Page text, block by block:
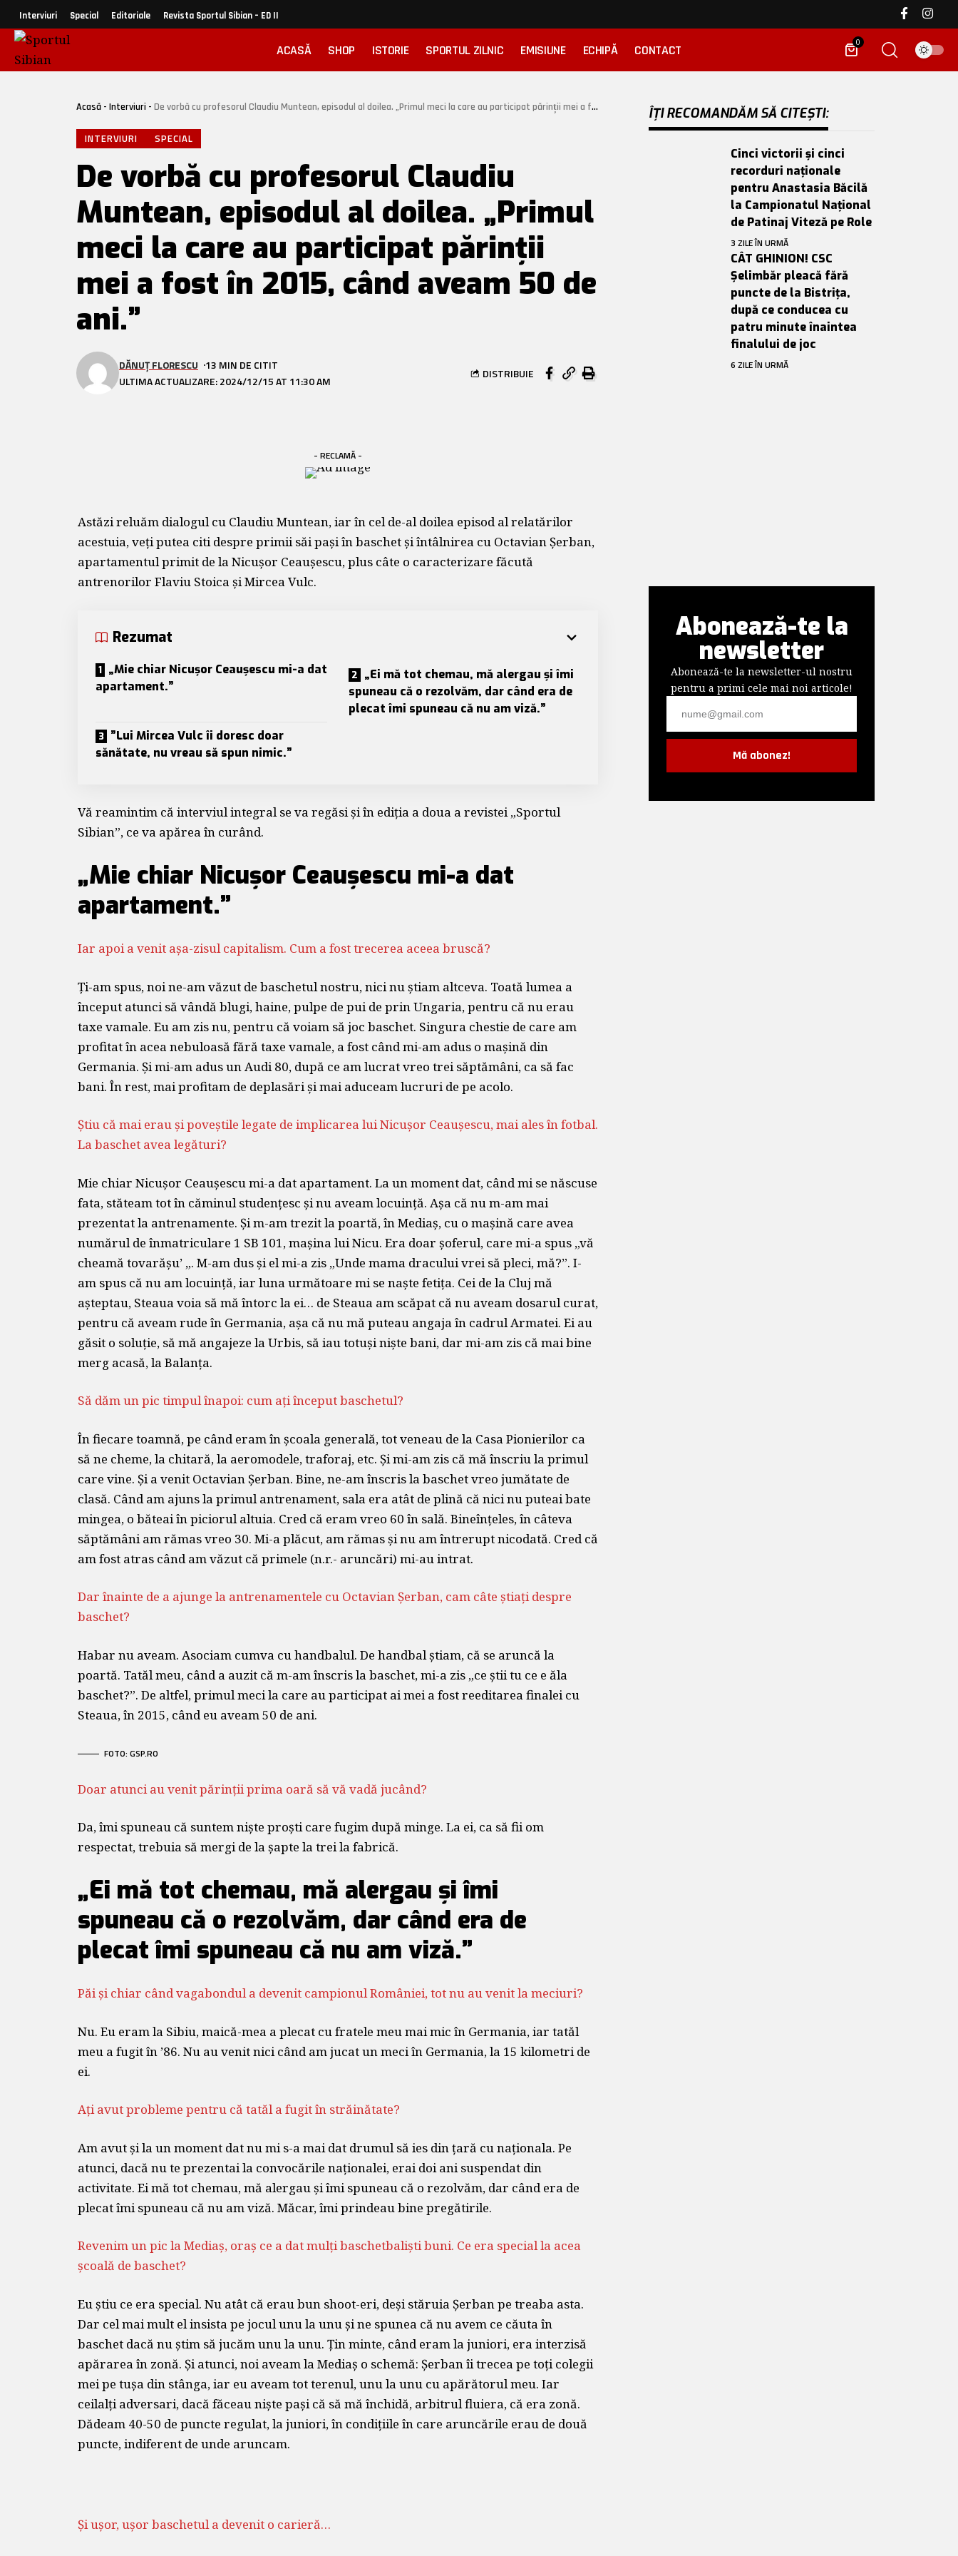
Interviuri Special Editoriale Revista Sportul Sibian – ED II
ACASĂ SHOP ISTORIE SPORTUL ZILNIC EMISIUNE ECHIPĂ CONTACT 0
Acasă - Interviuri - De vorbă cu profesorul Claudiu Muntean, episodul al doilea. „Primul meci la care au participat părinții mei a fost în 2015, când aveam 50 de ani.”
INTERVIURI SPECIAL
De vorbă cu profesorul Claudiu
Muntean, episodul al doilea. „Primul
meci la care au participat părinții
mei a fost în 2015, când aveam 50 de
ani.”
ULTIMA ACTUALIZARE: 2024/12/15 AT 11:30 AM
DĂNUȚ FLORESCU 13 MIN DE CITIT
DISTRIBUIE
- RECLAMĂ -
Astăzi reluăm dialogul cu Claudiu Muntean, iar în cel de-al doilea episod al relatărilor
acestuia, veți putea citi despre primii săi pași în baschet și întâlnirea cu Octavian Șerban,
apartamentul primit de la Nicușor Ceaușescu, plus câte o caracterizare făcută
antrenorilor Flaviu Stoica și Mircea Vulc.
Rezumat
„Mie chiar Nicușor Ceaușescu mi-a dat
apartament.”
„Ei mă tot chemau, mă alergau și îmi
spuneau că o rezolvăm, dar când era de
plecat îmi spuneau că nu am viză.”
”Lui Mircea Vulc îi doresc doar
sănătate, nu vreau să spun nimic.”
Vă reamintim că interviul integral se va regăsi și în ediția a doua a revistei „Sportul
Sibian”, ce va apărea în curând.
„Mie chiar Nicușor Ceaușescu mi-a dat
apartament.”
Iar apoi a venit așa-zisul capitalism. Cum a fost trecerea aceea bruscă?
Ți-am spus, noi ne-am văzut de baschetul nostru, nici nu știam altceva. Toată lumea a
început atunci să vândă blugi, haine, pulpe de pui de prin Ungaria, pentru că nu erau
taxe vamale. Eu am zis nu, pentru că voiam să joc baschet. Singura chestie de care am
profitat în acea nebuloasă fără taxe vamale, a fost când mi-am adus o mașină din
Germania. Și mi-am adus un Audi 80, după ce am lucrat vreo trei săptămâni, ca să fac
bani. În rest, mai profitam de deplasări și mai aduceam lucruri de pe acolo.
Știu că mai erau și poveștile legate de implicarea lui Nicușor Ceaușescu, mai ales în fotbal.
La baschet avea legături?
Mie chiar Nicușor Ceaușescu mi-a dat apartament. La un moment dat, când mi se născuse
fata, stăteam tot în căminul studențesc și nu aveam locuință. Așa că nu m-am mai
prezentat la antrenamente. Și m-am trezit la poartă, în Mediaș, cu o mașină care avea
numărul de înmatriculare 1 SB 101, mașina lui Nicu. Era doar șoferul, care mi-a spus „vă
cheamă tovarășu’ „. M-am dus și el mi-a zis „Unde mama dracului vrei să pleci, mă?”. I-
am spus că nu am locuință, iar luna următoare mi se naște fetița. Cei de la Cluj mă
așteptau, Steaua voia să mă întorc la ei… de Steaua am scăpat că nu aveam dosarul curat,
pentru că aveam rude în Germania, așa că nu mă puteau angaja în cadrul Armatei. Ei au
găsit o soluție, să mă angajeze la Urbis, să iau totuși niște bani, dar mi-am zis că mai bine
merg acasă, la Balanța.
Să dăm un pic timpul înapoi: cum ați început baschetul?
În fiecare toamnă, pe când eram în școala generală, tot veneau de la Casa Pionierilor ca
să ne cheme, la chitară, la aeromodele, traforaj, etc. Și mi-am zis că mă înscriu la primul
care vine. Și a venit Octavian Șerban. Bine, ne-am înscris la baschet vreo jumătate de
clasă. Când am ajuns la primul antrenament, sala era atât de plină că nici nu puteai bate
mingea, o băteai în piciorul altuia. Cred că eram vreo 60 în sală. Bineînțeles, în câteva
săptămâni am rămas vreo 30. Mi-a plăcut, am rămas și nu am întrerupt nicodată. Cred că
am fost atras când am văzut că primele (n.r.- aruncări) mi-au intrat.
Dar înainte de a ajunge la antrenamentele cu Octavian Șerban, cam câte știați despre
baschet?
Habar nu aveam. Asociam cumva cu handbalul. De handbal știam, că se aruncă la
poartă. Tatăl meu, când a auzit că m-am înscris la baschet, mi-a zis „ce știi tu ce e ăla
baschet?”. De altfel, primul meci la care au participat ai mei a fost reeditarea finalei cu
Steaua, în 2015, când eu aveam 50 de ani.
FOTO: GSP.RO
Doar atunci au venit părinții prima oară să vă vadă jucând?
Da, îmi spuneau că suntem niște proști care fugim după minge. La ei, ca să fii om
respectat, trebuia să mergi de la șapte la trei la fabrică.
„Ei mă tot chemau, mă alergau și îmi
spuneau că o rezolvăm, dar când era de
plecat îmi spuneau că nu am viză.”
Păi și chiar când vagabondul a devenit campionul României, tot nu au venit la meciuri?
Nu. Eu eram la Sibiu, maică-mea a plecat cu fratele meu mai mic în Germania, iar tatăl
meu a fugit în ’86. Nu au venit nici când am jucat un meci în Germania, la 15 kilometri de
ei.
Ați avut probleme pentru că tatăl a fugit în străinătate?
Am avut și la un moment dat nu mi s-a mai dat drumul să ies din țară cu naționala. Pe
atunci, dacă nu te prezentai la convocările naționalei, erai doi ani suspendat din
activitate. Ei mă tot chemau, mă alergau și îmi spuneau că o rezolvăm, dar când era de
plecat îmi spuneau că nu am viză. Măcar, îmi prindeau bine pregătirile.
Revenim un pic la Mediaș, oraș ce a dat mulți baschetbaliști buni. Ce era special la acea
școală de baschet?
Eu știu ce era special. Nu atât că erau bun shoot-eri, deși stăruia Șerban pe treaba asta.
Dar cel mai mult el insista pe jocul unu la unu și ne spunea că nu avem ce căuta în
baschet dacă nu știm să jucăm unu la unu. Țin minte, când eram la juniori, era interzisă
apărarea în zonă. Și atunci, noi aveam la Mediaș o schemă: Șerban îi trecea pe toți colegii
mei pe tușa din stânga, iar eu aveam tot terenul, unu la unu cu apărătorul meu. Iar
ceilalți adversari, dacă făceau niște pași că să mă închidă, arbitrul fluiera, că era zonă.
Dădeam 40-50 de puncte regulat, la juniori, în condițiile în care aruncările erau de două
puncte, indiferent de unde aruncam.
Și ușor, ușor baschetul a devenit o carieră…
ÎȚI RECOMANDĂM SĂ CITEȘTI:
Cinci victorii și cinci
recorduri naționale
pentru Anastasia Băcilă
la Campionatul Național
de Patinaj Viteză pe Role
3 ZILE ÎN URMĂ
CÂT GHINION! CSC
Șelimbăr pleacă fără
puncte de la Bistrița,
după ce conducea cu
patru minute înaintea
finalului de joc
6 ZILE ÎN URMĂ
Abonează-te la
newsletter
Abonează-te la newsletter-ul nostru
pentru a primi cele mai noi articole!
Mă abonez!